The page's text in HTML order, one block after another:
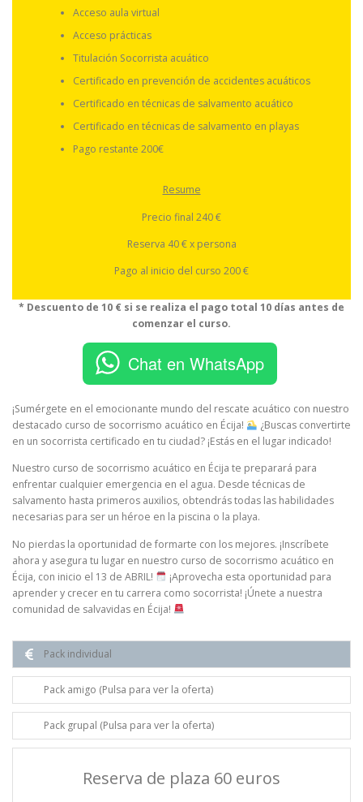
Acceso aula virtual
Acceso prácticas
Titulación Socorrista acuático
Certificado en prevención de accidentes acuáticos
Certificado en técnicas de salvamento acuático
Certificado en técnicas de salvamento en playas
Pago restante 200€
Resume
Precio final 240 €
Reserva 40 € x persona
Pago al inicio del curso 200 €
* Descuento de 10 € si se realiza el pago total 10 días antes de
comenzar el curso.
Chat en WhatsApp
¡Sumérgete en el emocionante mundo del rescate acuático con nuestro
destacado curso de socorrismo acuático en Écija!
¿Buscas convertirte
en un socorrista certificado en tu ciudad? ¡Estás en el lugar indicado!
Nuestro curso de socorrismo acuático en Écija te preparará para
enfrentar cualquier emergencia en el agua. Desde técnicas de
salvamento hasta primeros auxilios, obtendrás todas las habilidades
necesarias para ser un héroe en la piscina o la playa.
No pierdas la oportunidad de formarte con los mejores. ¡Inscríbete
ahora y asegura tu lugar en nuestro curso de socorrismo acuático en
Écija, con inicio el 13 de ABRIL!
¡Aprovecha esta oportunidad para
aprender y crecer en tu carrera como socorrista! ¡Únete a nuestra
comunidad de salvavidas en Écija!
Pack individual
Pack amigo (Pulsa para ver la oferta)
Pack grupal (Pulsa para ver la oferta)
Reserva de plaza 60 euros